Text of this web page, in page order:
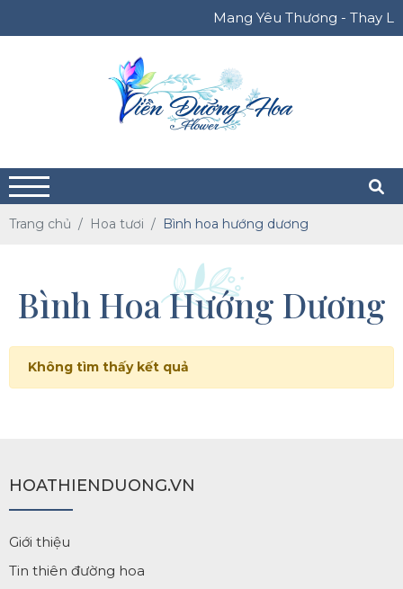
Mang Yêu Thương - Thay
Trang chủ Hoa tươi Bình hoa hướng dương
Bình Hoa Hướng Dương
Không tìm thấy kết quả
HOATHIENDUONG.VN
Giới thiệu
Tin thiên đường hoa